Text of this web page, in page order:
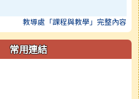
教導處「課程與教學」完整內容
常用連結